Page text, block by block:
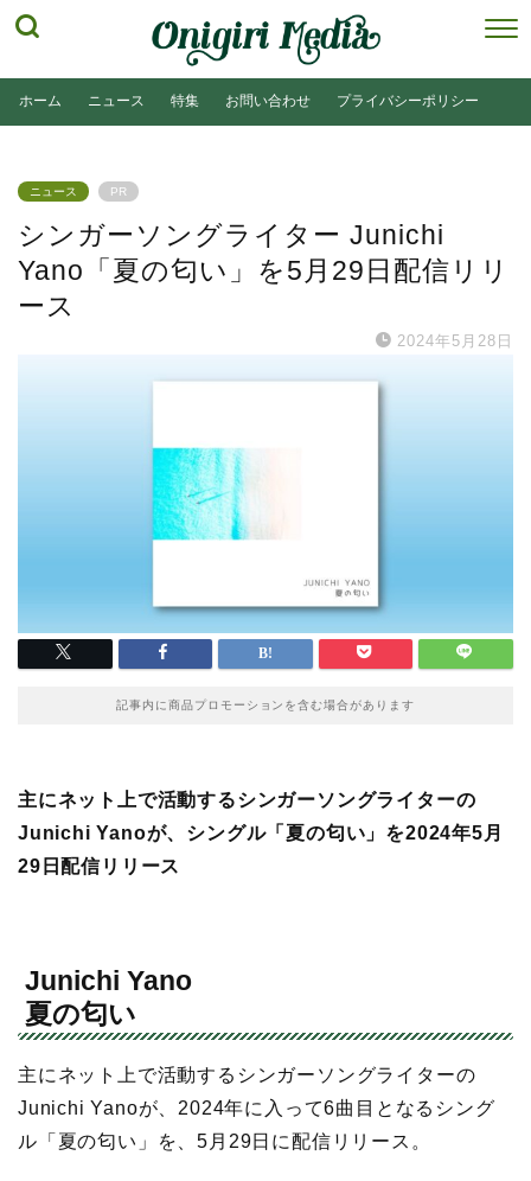
ホーム ニュース 特集 お問い合わせ プライバシーポリシー
ニュース PR
シンガーソングライター Junichi
Yano「夏の匂い」を5月29日配信リリ
ース
2024年5月28日
記事内に商品プロモーションを含む場合があります
主にネット上で活動するシンガーソングライターの
Junichi Yanoが、シングル「夏の匂い」を2024年5月
29日配信リリース
Junichi Yano
夏の匂い
主にネット上で活動するシンガーソングライターの
Junichi Yanoが、2024年に入って6曲目となるシング
ル「夏の匂い」を、5月29日に配信リリース。